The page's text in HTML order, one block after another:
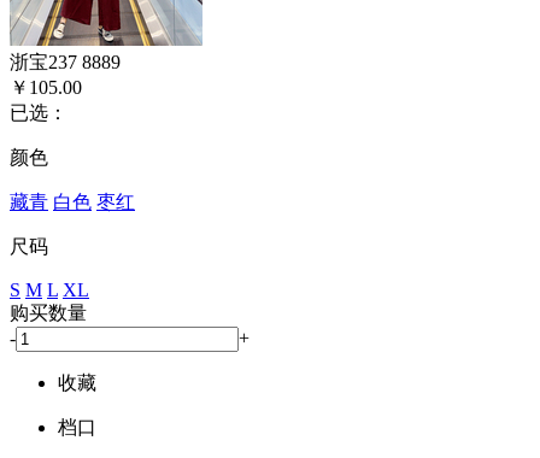
浙宝237 8889
￥105.00
已选：
颜色
藏青 白色 枣红
尺码
S M L XL
购买数量
-
+
收藏
档口